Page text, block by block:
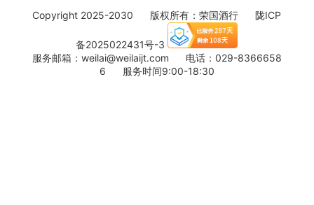
Copyright 2025-2030 版权所有：荣国酒行陇ICP
备2025022431号-3
服务邮箱：weilai@weilaijt.com 电话：029-8366658
6 服务时间9:00-18:30